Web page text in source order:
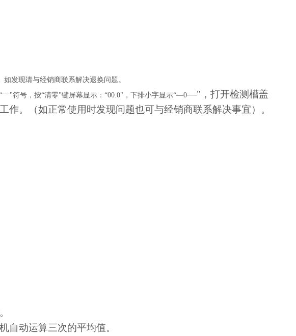
发现请与经销商联系解决退换问题。
符号，按“清零"键屏幕显示：“00.0"，下排小字显示“—0—"，打开检测槽盖
。（如正常使用时发现问题也可与经销商联系解决事宜）。
自动运算三次的平均值。